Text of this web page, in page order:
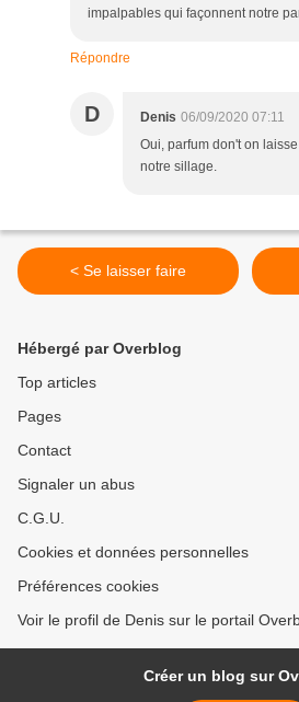
impalpables qui façonnent notre
Répondre
D Denis 06/09/2020 07:11
Oui, parfum don't on
notre sillage.
< Se laisser faire
Hébergé par Overblog
Top articles
Pages
Contact
Signaler un abus
C.G.U.
Cookies et données personnelles
Préférences cookies
Voir le profil de Denis sur le portail
Créer un blog sur